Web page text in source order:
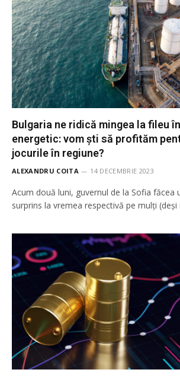
Bulgaria ne ridică mingea la fileu
energetic: vom ști să profităm
jocurile în regiune?
ALEXANDRU COITA 14 DECEMBRIE 2023
Acum două luni, guvernul de la Sofia făcea
surprins la vremea respectivă pe mulți